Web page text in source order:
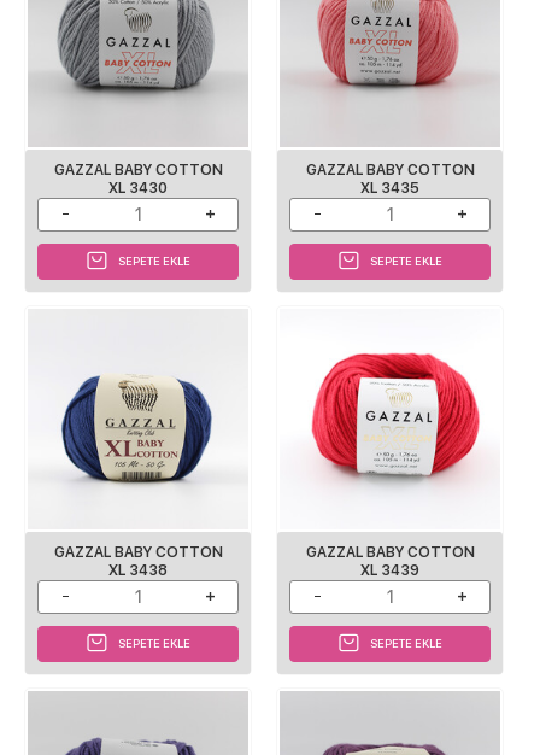
GAZZAL BABY COTTON
XL 3430
SEPETE EKLE
GAZZAL BABY COTTON
XL 3435
SEPETE EKLE
GAZZAL BABY COTTON
XL 3438
SEPETE EKLE
GAZZAL BABY COTTON
XL 3439
SEPETE EKLE